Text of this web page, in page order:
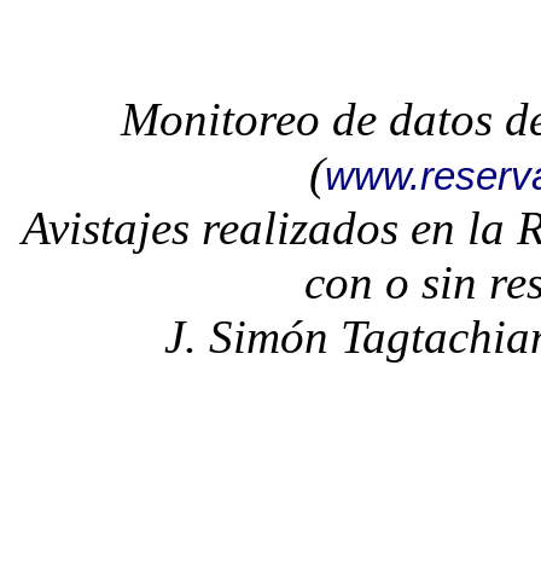
Monitoreo de datos
(
Avistajes realizados en la
con o sin
J. Simón